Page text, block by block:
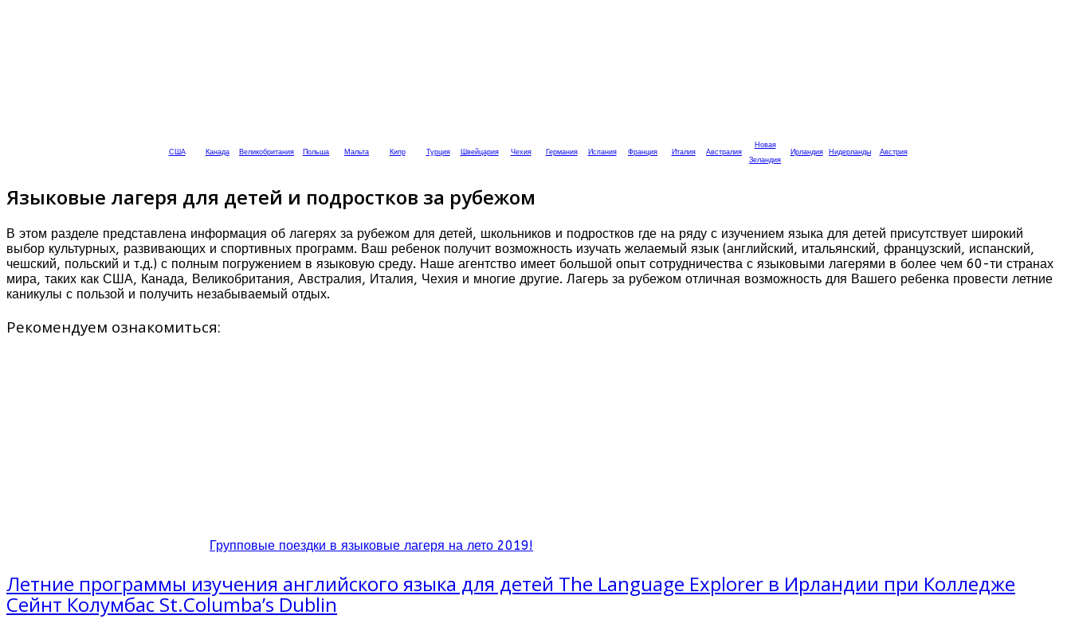
США Канада Великобритания Польша Мальта Кипр Турция Швейцария Чехия Германия Испания Франция Италия Австралия
Новая
Зеландия
Ирландия Нидерланды Австрия
Языковые лагеря для детей и подростков за рубежом
В этом разделе представлена информация об лагерях за рубежом для детей, школьников и подростков где на ряду с изучением языка для детей присутствует широкий
выбор культурных, развивающих и спортивных программ. Ваш ребенок получит возможность изучать желаемый язык (английский, итальянский, французский, испанский,
чешский, польский и т.д.) с полным погружением в языковую среду. Наше агентство имеет большой опыт сотрудничества с языковыми лагерями в более чем 60-ти странах
мира, таких как США, Канада, Великобритания, Австралия, Италия, Чехия и многие другие. Лагерь за рубежом отличная возможность для Вашего ребенка провести летние
каникулы с пользой и получить незабываемый отдых.
Рекомендуем ознакомиться:
Групповые поездки в языковые лагеря на лето 2019!
Летние программы изучения английского языка для детей The Language Explorer в Ирландии при Колледже
Сейнт Колумбас St.Columba’s Dublin